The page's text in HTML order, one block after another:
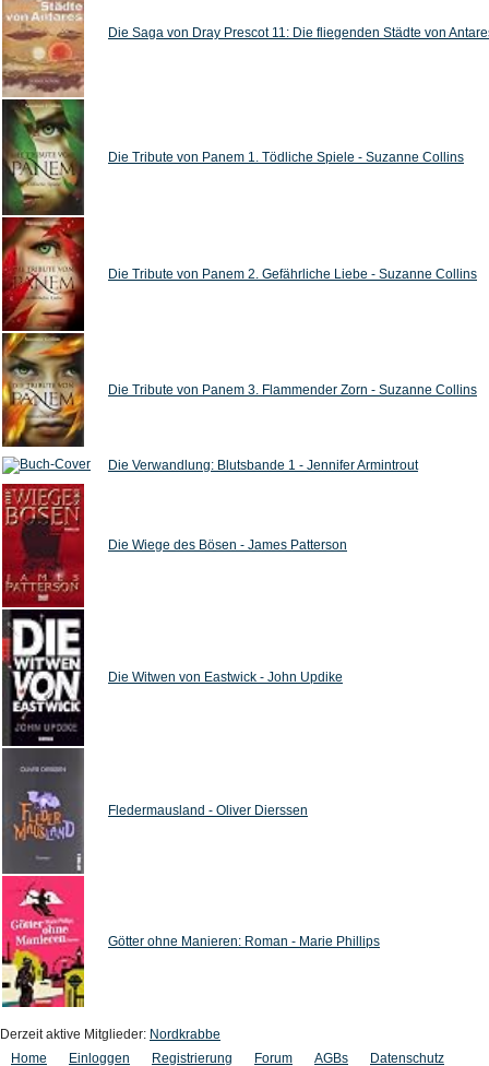
Die Saga von Dray Prescot 11: Die fliegenden Städte von
Die Tribute von Panem 1. Tödliche Spiele - Suzanne Collins
Die Tribute von Panem 2. Gefährliche Liebe - Suzanne Collins
Die Tribute von Panem 3. Flammender Zorn - Suzanne Collins
Die Verwandlung: Blutsbande 1 - Jennifer Armintrout
Die Wiege des Bösen - James Patterson
Die Witwen von Eastwick - John Updike
Fledermausland - Oliver Dierssen
Götter ohne Manieren: Roman - Marie Phillips
Derzeit aktive Mitglieder: Nordkrabbe
Home
Einloggen Registrierung Forum AGBs Datenschutz